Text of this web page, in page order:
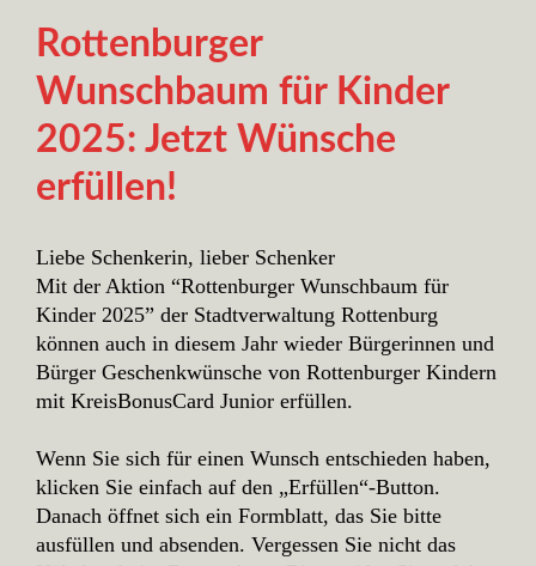
Rottenburger
Wunschbaum für Kinder
2025: Jetzt Wünsche
erfüllen!
Liebe Schenkerin, lieber Schenker
Mit der Aktion “Rottenburger Wunschbaum für
Kinder 2025” der Stadtverwaltung Rottenburg
können auch in diesem Jahr wieder Bürgerinnen und
Bürger Geschenkwünsche von Rottenburger Kindern
mit KreisBonusCard Junior erfüllen.
Wenn Sie sich für einen Wunsch entschieden haben,
klicken Sie einfach auf den „Erfüllen“-Button.
Danach öffnet sich ein Formblatt, das Sie bitte
ausfüllen und absenden. Vergessen Sie nicht das